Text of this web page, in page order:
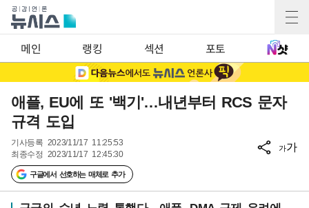
메인 랭킹 섹션 포토
애플, EU에 또 '백기'…내년부터 RCS 문자
규격 도입
기사등록 2023/11/17 11:25:53
최종수정 2023/11/17 12:45:30
구글에서 선호하는 매체로 추가
가가